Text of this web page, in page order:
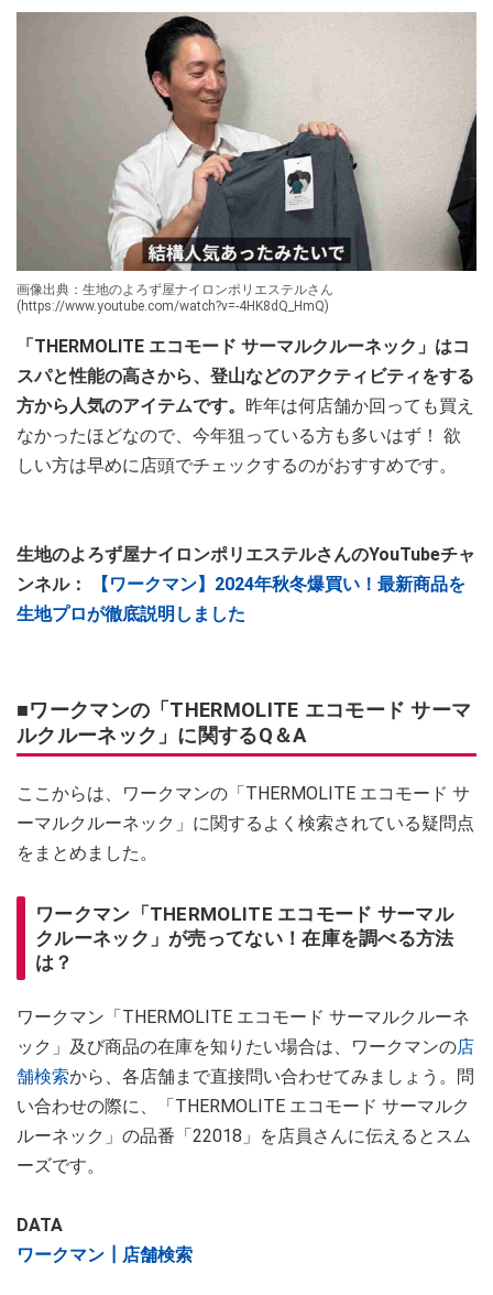
画像出典：生地のよろず屋ナイロンポリエステルさん
(https://www.youtube.com/watch?v=-4HK8dQ_HmQ)
「THERMOLITE エコモード サーマルクルーネック」はコ
スパと性能の高さから、登山などのアクティビティをする
方から人気のアイテムです。 昨年は何店舗か回っても買え
なかったほどなので、今年狙っている方も多いはず！ 欲
しい方は早めに店頭でチェックするのがおすすめです。
生地のよろず屋ナイロンポリエステルさんのYouTubeチャ
ンネル：
【ワークマン】2024年秋冬爆買い！最新商品を
生地プロが徹底説明しました
■ワークマンの「THERMOLITE エコモード サーマ
ルクルーネック」に関するQ＆A
ここからは、ワークマンの「THERMOLITE エコモード サ
ーマルクルーネック」に関するよく検索されている疑問点
をまとめました。
ワークマン「THERMOLITE エコモード サーマル
クルーネック」が売ってない！在庫を調べる方法
は？
ワークマン「THERMOLITE エコモード サーマルクルーネ
ック」及び商品の在庫を知りたい場合は、ワークマンの店
舗検索から、各店舗まで直接問い合わせてみましょう。問
い合わせの際に、「THERMOLITE エコモード サーマルク
ルーネック」の品番「22018」を店員さんに伝えるとスム
ーズです。
DATA
ワークマン┃店舗検索